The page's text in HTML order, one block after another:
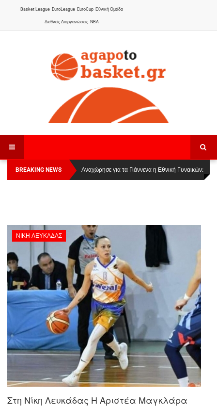
Basket League EuroLeague EuroCup Εθνική Ομάδα
Διεθνείς Διοργανώσεις NBA
BREAKING NEWS
Οι Πάνθηρες Καβάλας στην Women Basketball
League 1
Αναχώρησε για τα Γιάννενα η Εθνική Γυναικών:
ΝΊΚΗ ΛΕΥΚΆΔΑΣ
Στη Νίκη Λευκάδας Η Αριστέα Μαγκλάρα